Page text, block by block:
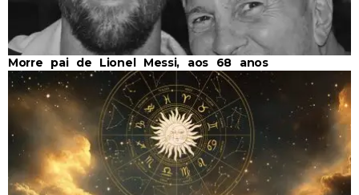
Morre pai de Lionel Messi, aos 68 anos